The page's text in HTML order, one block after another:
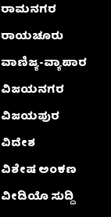
ರಾಮನಗರ
ರಾಯಚೂರು
ವಾಣಿಜ್ಯ-ವ್ಯಾಪಾರ
ವಿಜಯನಗರ
ವಿಜಯಪುರ
ವಿದೇಶ
ವಿಶೇಷ ಅಂಕಣ
ವೀಡಿಯೊ ಸುದ್ದಿ